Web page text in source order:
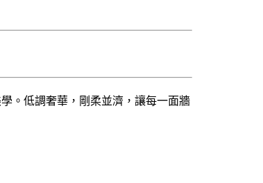
。低調奢華，剛柔並濟，讓每一面牆